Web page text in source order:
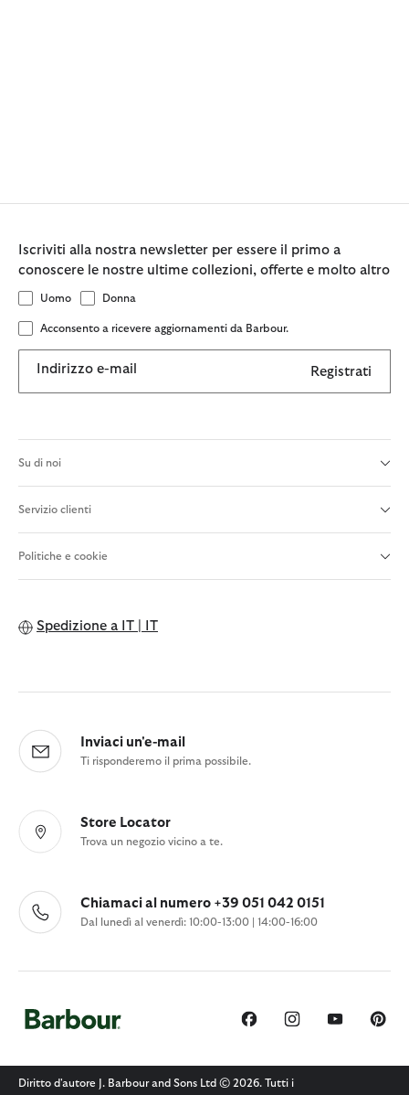
Iscriviti alla nostra newsletter per essere il primo a
conoscere le nostre ultime collezioni, offerte e molto altro
Uomo Donna
Acconsento a ricevere aggiornamenti da Barbour.
Indirizzo e-mail Registrati
Su di noi
Servizio clienti
Politiche e cookie
Spedizione a IT | IT
Inviaci un'e-mail
Ti risponderemo il prima possibile.
Store Locator
Trova un negozio vicino a te.
Chiamaci al numero +39 051 042 0151
Dal lunedì al venerdì: 10:00-13:00 | 14:00-16:00
Diritto d'autore J. Barbour and Sons Ltd © 2026. Tutti i